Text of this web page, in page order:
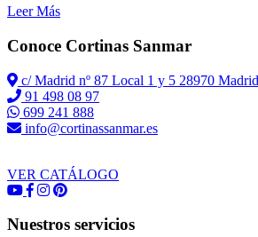
Leer Más
Conoce Cortinas Sanmar
c/ Madrid nº 87 Local 1 y 5 28970 Madrid
91 498 08 97
699 241 888
info@cortinassanmar.es
VER CATÁLOGO
Nuestros servicios